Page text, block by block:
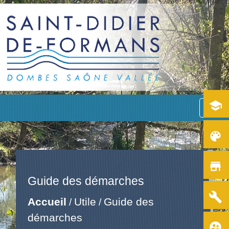
menu
Guide des démarches
Accueil / Utile / Guide des
démarches
school
color_lens
store
build